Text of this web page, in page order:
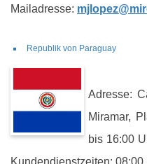
Mailadresse:
Republik von Paraguay
Adresse:
Miramar,
bis 16:00